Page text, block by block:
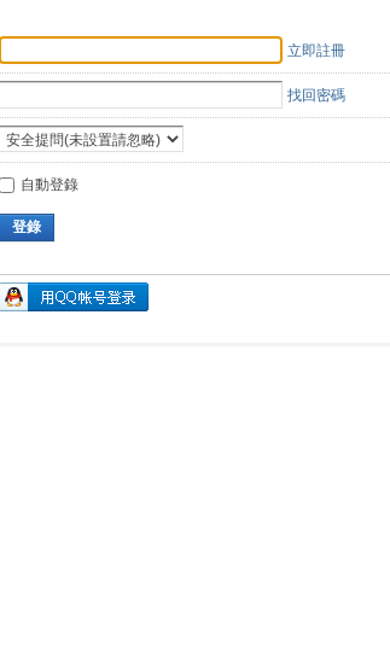
立即註冊
找回密碼
自動登錄
登錄